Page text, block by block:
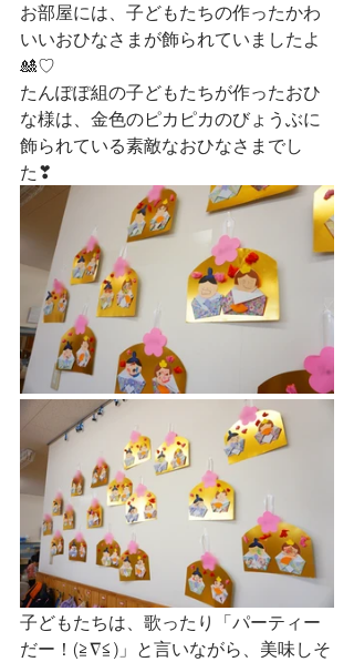
お部屋には、子どもたちの作ったかわ
いいおひなさまが飾られていましたよ
🎎♡
たんぽぽ組の子どもたちが作ったおひ
な様は、金色のピカピカのびょうぶに
飾られている素敵なおひなさまでし
た❣
子どもたちは、歌ったり「パーティー
だー！(≧∇≦)」と言いながら、美味しそ